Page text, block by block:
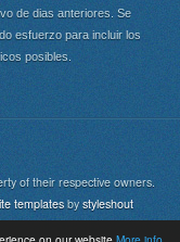
de dias anteriores. Se
esfuerzo para incluir los
posibles.
of their respective owners.
templatesby styleshout